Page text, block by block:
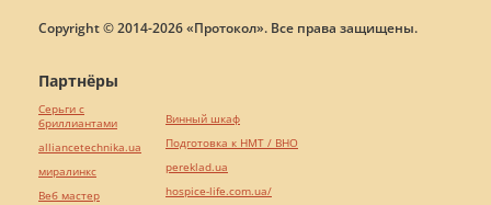
Copyright © 2014-2026 «Протокол». Все права защищены.
Партнёры
Серьги с
бриллиантами
alliancetechnika.ua
миралинкс
Веб мастер
Винный шкаф
Подготовка к НМТ / ВНО
pereklad.ua
hospice-life.com.ua/